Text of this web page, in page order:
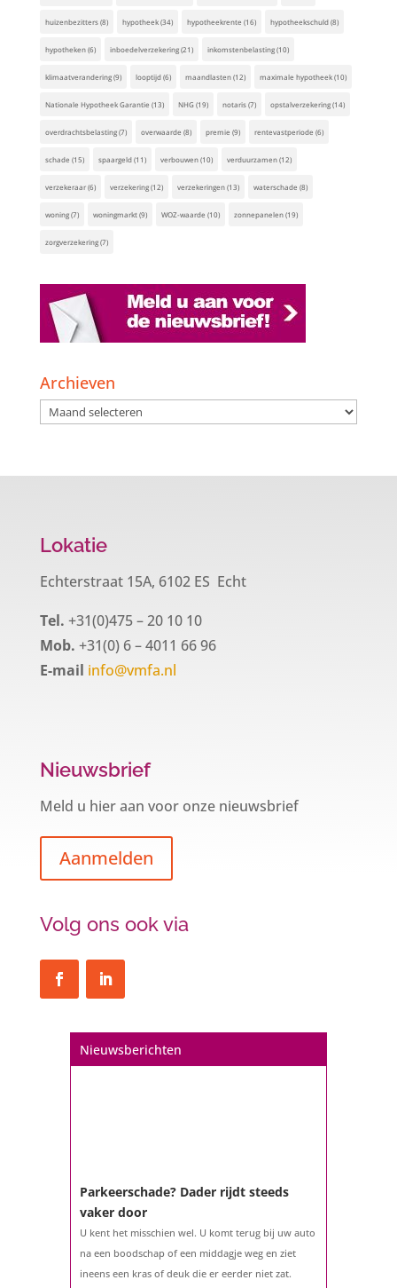
huizenbezitters(8) hypotheek(34) hypotheekrente (16) hypotheekschuld(8)
hypotheken(6) inboedelverzekering(21) inkomstenbelasting(10)
klimaatverandering(9) looptijd(6) maandlasten(12) maximale hypotheek(10)
Nationale Hypotheek Garantie (13) NHG(19) notaris(7) opstalverzekering(14)
overdrachtsbelasting(7) overwaarde (8) premie (9) rentevastperiode (6)
schade (15) spaargeld(11) verbouwen(10) verduurzamen(12)
verzekeraar(6) verzekering(12) verzekeringen(13) waterschade (8)
woning(7) woningmarkt(9) WOZ-waarde (10) zonnepanelen(19)
zorgverzekering(7)
Archieven
Archieven
Lokatie
Echterstraat 15A, 6102 ES Echt
Tel. +31(0)475 – 20 10 10
Mob. +31(0) 6 – 4011 66 96
E-mail info@vmfa.nl
Nieuwsbrief
Meld u hier aan voor onze nieuwsbrief
Aanmelden
Volg ons ook via
Nieuwsberichten
Parkeerschade? Dader rijdt steeds
vaker door
U kent het misschien wel. U komt terug bij uw auto
na een boodschap of een middagje weg en ziet
ineens een kras of deuk die er eerder niet zat.